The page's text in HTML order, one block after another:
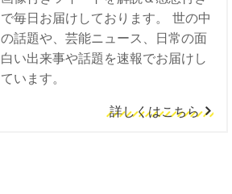
で毎日お届けしております。 世の中
の話題や、芸能ニュース、日常の面
白い出来事や話題を速報でお届けし
ています。
詳しくはこちら